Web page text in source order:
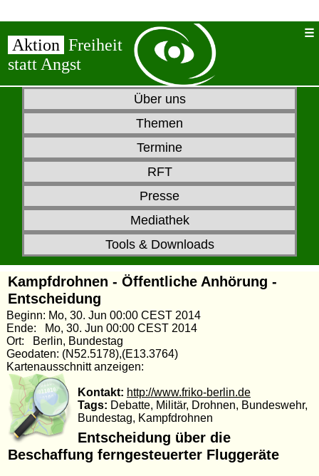
Aktion Freiheit
statt Angst
Über uns
Themen
Termine
RFT
Presse
Mediathek
Tools & Downloads
Kampfdrohnen - Öffentliche Anhörung -
Entscheidung
Beginn: Mo, 30. Jun 00:00 CEST 2014
Ende: Mo, 30. Jun 00:00 CEST 2014
Ort: Berlin, Bundestag
Geodaten: (N52.5178),(E13.3764)
Kartenausschnitt anzeigen:
Kontakt: http://www.friko-berlin.de
Tags: Debatte, Militär, Drohnen, Bundeswehr,
Bundestag, Kampfdrohnen
Entscheidung über die
Beschaffung ferngesteuerter Fluggeräte